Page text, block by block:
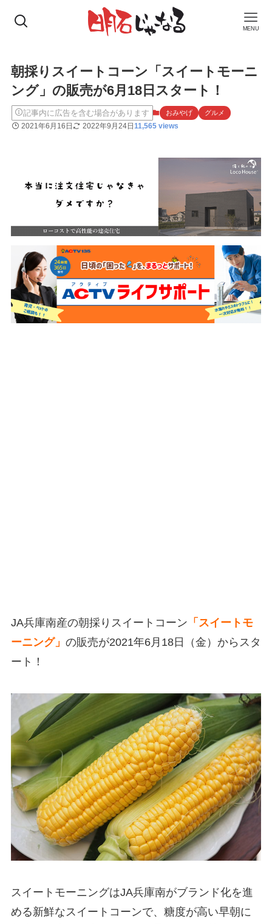
MENU
朝採りスイートコーン「スイートモーニ
ング」の販売が6月18日スタート！
記事内に広告を含む場合があります おみやげ グルメ
2021年6月16日 2022年9月24日11,565 views
JA兵庫南産の朝採りスイートコーン 「スイートモ
ーニング」 の販売が2021年6月18日（金）からスタ
ート！
スイートモーニングはJA兵庫南がブランド化を進
める新鮮なスイートコーンで、糖度が高い早朝に